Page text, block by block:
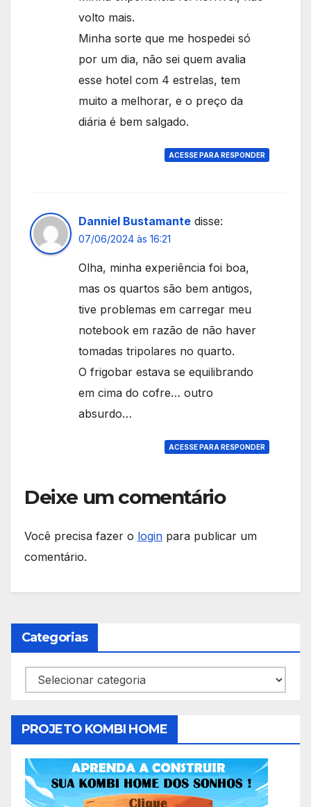
volto mais.
Minha sorte que me hospedei só
por um dia, não sei quem avalia
esse hotel com 4 estrelas, tem
muito a melhorar, e o preço da
diária é bem salgado.
ACESSE PARA RESPONDER
Danniel Bustamante disse:
07/06/2024 às 16:21
Olha, minha experiência foi boa,
mas os quartos são bem antigos,
tive problemas em carregar meu
notebook em razão de não haver
tomadas tripolares no quarto.
O frigobar estava se equilibrando
em cima do cofre… outro
absurdo…
ACESSE PARA RESPONDER
Deixe um comentário
Você precisa fazer o login para publicar um
comentário.
Categorias
Categorias
PROJETO KOMBI HOME